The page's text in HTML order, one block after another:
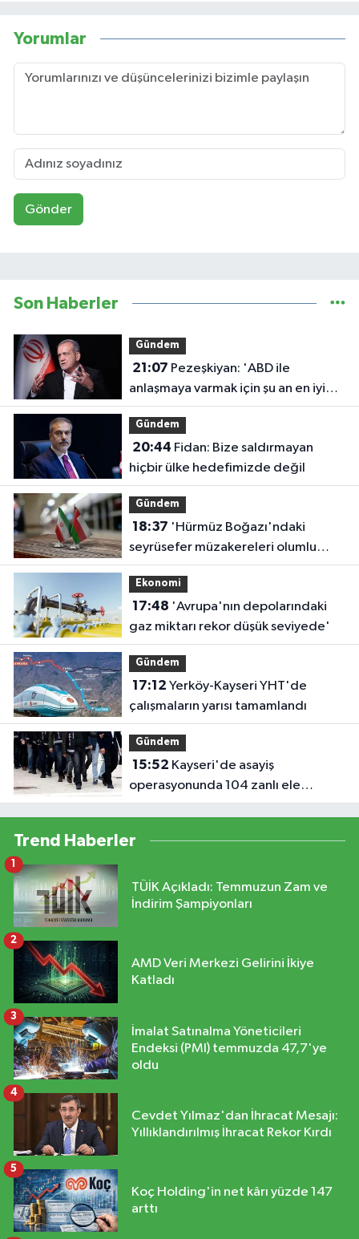
Yorumlar
Gönder
Son Haberler
Gündem
21:07
anlaşmaya varmak için şu an en iyi
zaman'
Gündem
20:44
hiçbir ülke hedefimizde değil
Gündem
18:37
seyrüsefer müzakereleri olumlu
ilerliyor'
Ekonomi
17:48
gaz miktarı rekor düşük seviyede'
Gündem
17:12
çalışmaların yarısı tamamlandı
Gündem
15:52
operasyonunda 104 zanlı ele
geçirildi
Trend Haberler
TÜİK Açıkladı: Temmuzun Zam ve
İndirim Şampiyonları
AMD Veri Merkezi Gelirini İkiye
Katladı
2
İmalat Satınalma Yöneticileri
Endeksi (PMI) temmuzda 47,7'ye
oldu
3
Cevdet Yılmaz'dan İhracat Mesajı:
Yıllıklandırılmış İhracat Rekor Kırdı
4
Koç Holding'in net kârı yüzde 147
arttı
5